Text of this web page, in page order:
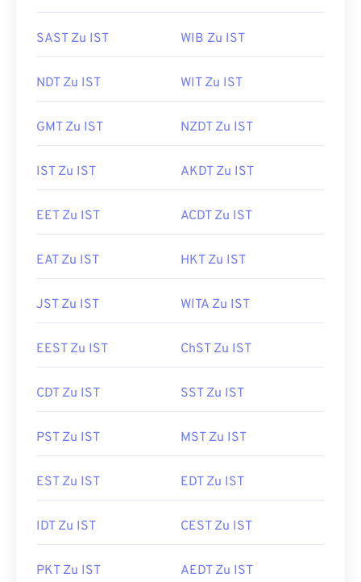
SAST Zu IST WIB Zu IST
NDT Zu IST WIT Zu IST
GMT Zu IST NZDT Zu IST
IST Zu IST AKDT Zu IST
EET Zu IST ACDT Zu IST
EAT Zu IST HKT Zu IST
JST Zu IST WITA Zu IST
EEST Zu IST ChST Zu IST
CDT Zu IST SST Zu IST
PST Zu IST MST Zu IST
EST Zu IST EDT Zu IST
IDT Zu IST CEST Zu IST
PKT Zu IST AEDT Zu IST